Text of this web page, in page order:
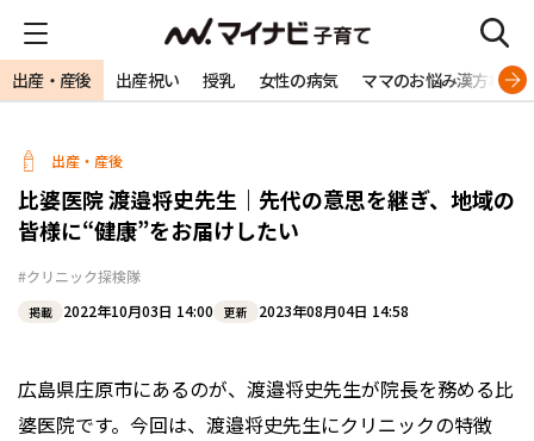
出産・産後 出産祝い 授乳 女性の病気 ママのお悩み漢方相談
出産・産後
比婆医院 渡邉将史先生｜先代の意思を継ぎ、地域の
皆様に“健康”をお届けしたい
#クリニック探検隊
掲載 2022年10月03日 14:00 更新 2023年08月04日 14:58
広島県庄原市にあるのが、渡邉将史先生が院長を務める比
婆医院です。今回は、渡邉将史先生にクリニックの特徴